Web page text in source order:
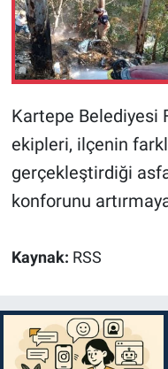
Kartepe Belediyesi
ekipleri, ilçenin
gerçekleştirdiği
konforunu
Kaynak: RSS